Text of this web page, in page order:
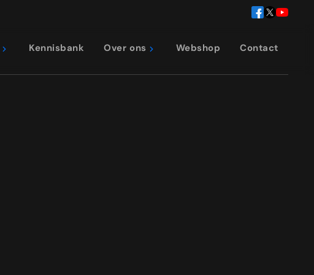
Kennisbank Over ons Webshop Contact